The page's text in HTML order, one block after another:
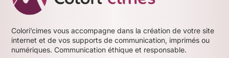
Colori’cimes vous accompagne dans la création de votre site
internet et de vos supports de communication, imprimés ou
numériques. Communication éthique et responsable.